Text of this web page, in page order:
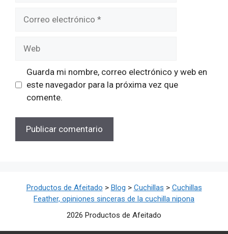
Guarda mi nombre, correo electrónico y web en
este navegador para la próxima vez que
comente.
Productos de Afeitado > Blog > Cuchillas > Cuchillas
Feather, opiniones sinceras de la cuchilla nipona
2026 Productos de Afeitado